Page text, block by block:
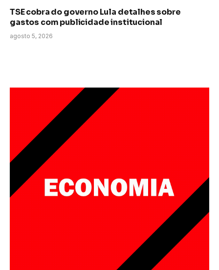
TSE cobra do governo Lula detalhes sobre
gastos com publicidade institucional
agosto 5, 2026